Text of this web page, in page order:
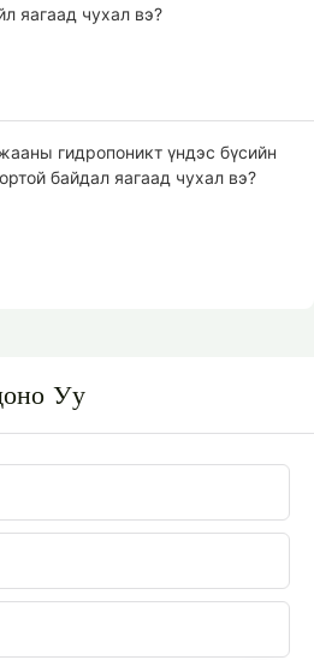
яагаад чухал вэ?
гидропоникт үндэс бүсийн
байдал яагаад чухал вэ?
Уу